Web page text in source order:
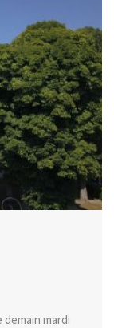
mardi